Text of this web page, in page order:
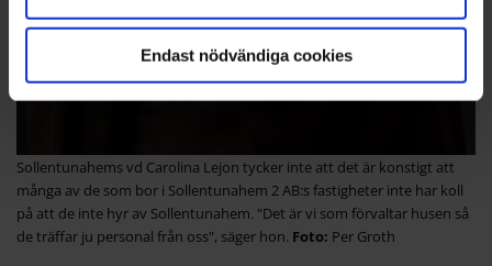
Endast nödvändiga cookies
Sollentunahems vd Carolina Lejon tycker inte att det är konstigt att
många av de som bor i Sollentunahem 2 AB:s fastigheter inte har koll
på att de inte hyr av Sollentunahem. "Det är vi som förvaltar husen så
de träffar ju personal från oss", säger hon.
Per Groth